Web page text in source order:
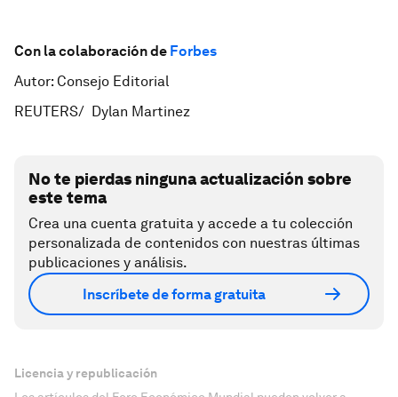
Con la colaboración de Forbes
Autor: Consejo Editorial
REUTERS/ Dylan Martinez
No te pierdas ninguna actualización sobre
este tema
Crea una cuenta gratuita y accede a tu colección
personalizada de contenidos con nuestras últimas
publicaciones y análisis.
Inscríbete de forma gratuita
Licencia y republicación